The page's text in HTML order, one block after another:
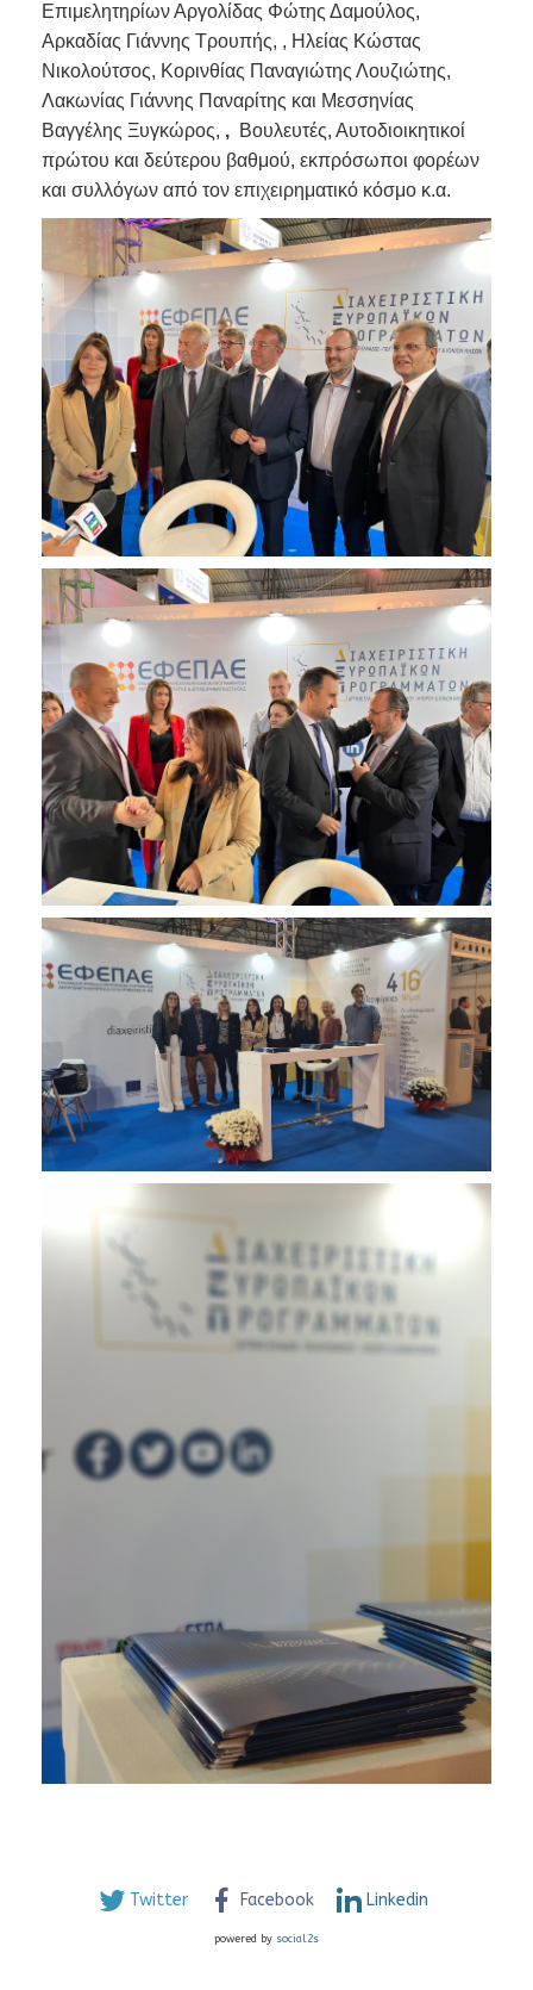
Επιμελητηρίων Αργολίδας Φώτης Δαμούλος,
Αρκαδίας Γιάννης Τρουπής, , Ηλείας Κώστας
Νικολούτσος, Κορινθίας Παναγιώτης Λουζιώτης,
Λακωνίας Γιάννης Παναρίτης και Μεσσηνίας
Βαγγέλης Ξυγκώρος, , Βουλευτές, Αυτοδιοικητικοί
πρώτου και δεύτερου βαθμού, εκπρόσωποι φορέων
και συλλόγων από τον επιχειρηματικό κόσμο κ.α.
Twitter Facebook Linkedin
powered by social2s